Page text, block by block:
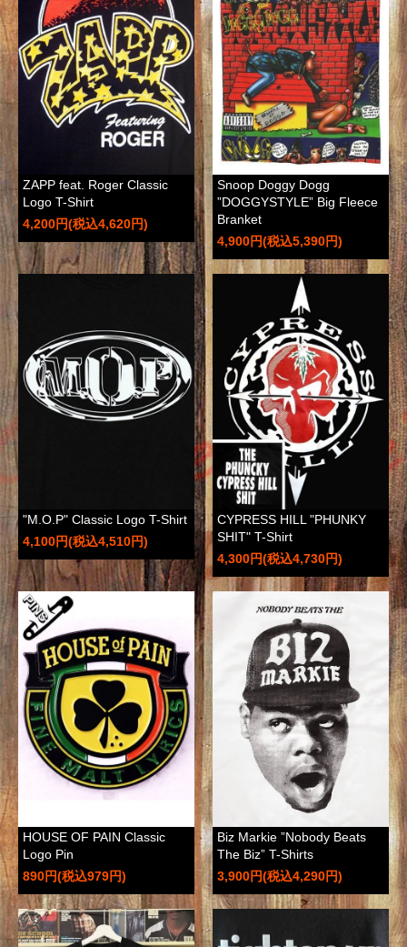
ZAPP feat. Roger Classic
Logo T-Shirt
4,200円(税込4,620円)
Snoop Doggy Dogg
”DOGGYSTYLE” Big Fleece
Branket
4,900円(税込5,390円)
"M.O.P" Classic Logo T-Shirt
4,100円(税込4,510円)
CYPRESS HILL "PHUNKY
SHIT" T-Shirt
4,300円(税込4,730円)
HOUSE OF PAIN Classic
Logo Pin
890円(税込979円)
Biz Markie ”Nobody Beats
The Biz” T-Shirts
3,900円(税込4,290円)